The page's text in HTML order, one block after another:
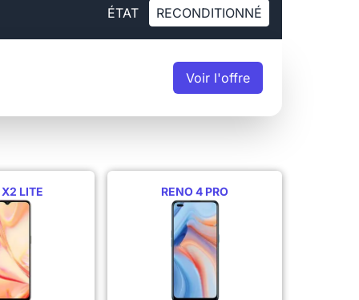
ÉTAT RECONDITIONNÉ
Voir l'offre
LITE RENO 4 PRO